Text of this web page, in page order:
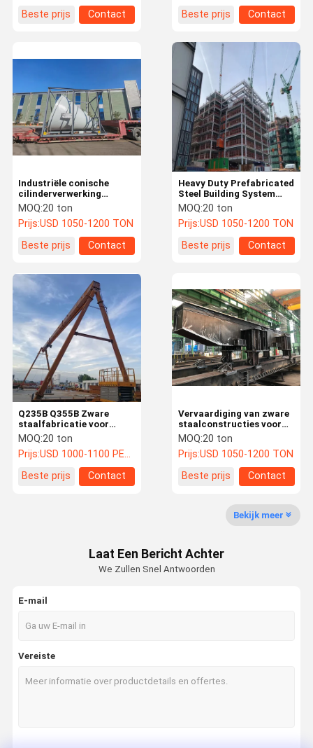
Thuis Producten
Kwaliteitsco
Nieuws Alle Gevallen Blog
Staalconstructie van de ketel
Beste prijs
Contact
Beste prijs
Contact
Heavy Duty Prefabricated
Steel Building System
Custom High Rise
Commercial Complex
Constructie
MOQ:20 ton
Prijs:USD 1050-1200 TON
Beste prijs
Contact
Industriële conische
cilinderverwerking
Staalstructuur fabricage
AISC/CE-conform voor
zware ladingsystemen
MOQ:20 ton
Prijs:USD 1050-1200 TON
Beste prijs
Contact
Vervaardiging van zware
staalconstructies voor
het verwerken van
bruggordel-
opbouwmachines
MOQ:20 ton
Prijs:USD 1050-1200 TON
Beste prijs
Contact
Q235B Q355B Zware
staalfabricatie voor
doosbalkbalk brugkraan
brugkraan
MOQ:20 ton
Prijs:USD 1000-1100 PER TON
Beste prijs
Contact
Bekijk meer
Laat Een Bericht Achter
We Zullen Snel Antwoorden
E-mail
Vereiste